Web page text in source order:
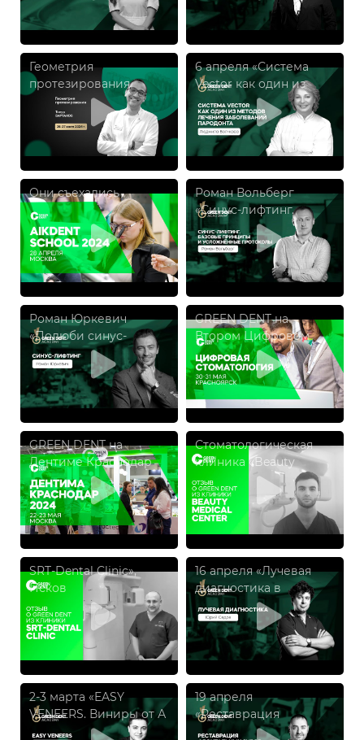
идеальной улыбки»
Блум
Геометрия
протезирования
6 апреля «Система
Vector как один из
методов лечения
заболеваний
пародонта», Людмила
Волчкова
Они съехались
Роман Вольберг
«Синус-лифтинг.
Базовые принципы и
усложнённые
протоколы.»
Роман Юркевич
«Полюби синус-
лифтинг любой
ценной. Интенсив
V.3.0»
GREEN DENT на
Втором Цифровом
Конгрессе
GREEN DENT на
Дентиме Краснодар
2024
Стоматологическая
клиника «Beauty
Medical Center»
SRT-Dental Clinic»,
Псков
16 апреля «Лучевая
диагностика в
дентальной
имплантации», Юрий
Седов
2-3 марта «EASY
VENEERS. Виниры от А
до Я.», Камран
19 апреля
«Реставрация
фронтальных зубов»,